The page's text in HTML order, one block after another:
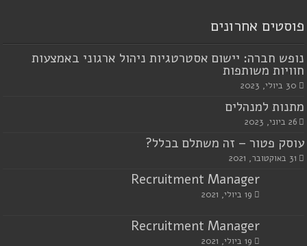
פוסטים אחרונים
נופש חברה: יישום אסטרטגיות ניהול ארגוני באמצעות
חוויות משותפות
30 ביולי, 2023
מתנות למנהלים
26 ביוני, 2023
עוסק פטור – זה משתלם בכלל?
31 באוקטובר, 2021
Recruitment Manager
19 ביולי, 2021
Recruitment Manager
19 ביולי, 2021